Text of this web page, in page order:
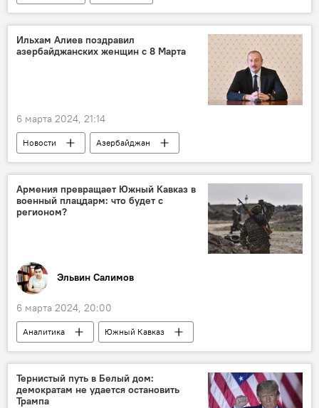
Всемирный фестиваль молодежи
Церемония закрытия
Владимир Путин
Общество
Ильхам Алиев поздравил
азербайджанских женщин с 8 Марта
6 марта 2024, 21:14
Новости
Азербайджан
Ильхам Алиев
Международный женский день
8 марта
Поздравление
Общество
Армения превращает Южный Кавказ в
военный плацдарм: что будет с
регионом?
Эльвин Салимов
6 марта 2024, 20:00
Аналитика
Южный Кавказ
Армения
Союзники
военное сотрудничество
Война
Франция
Индия
Тернистый путь в Белый дом:
демократам не удается остановить
Трампа